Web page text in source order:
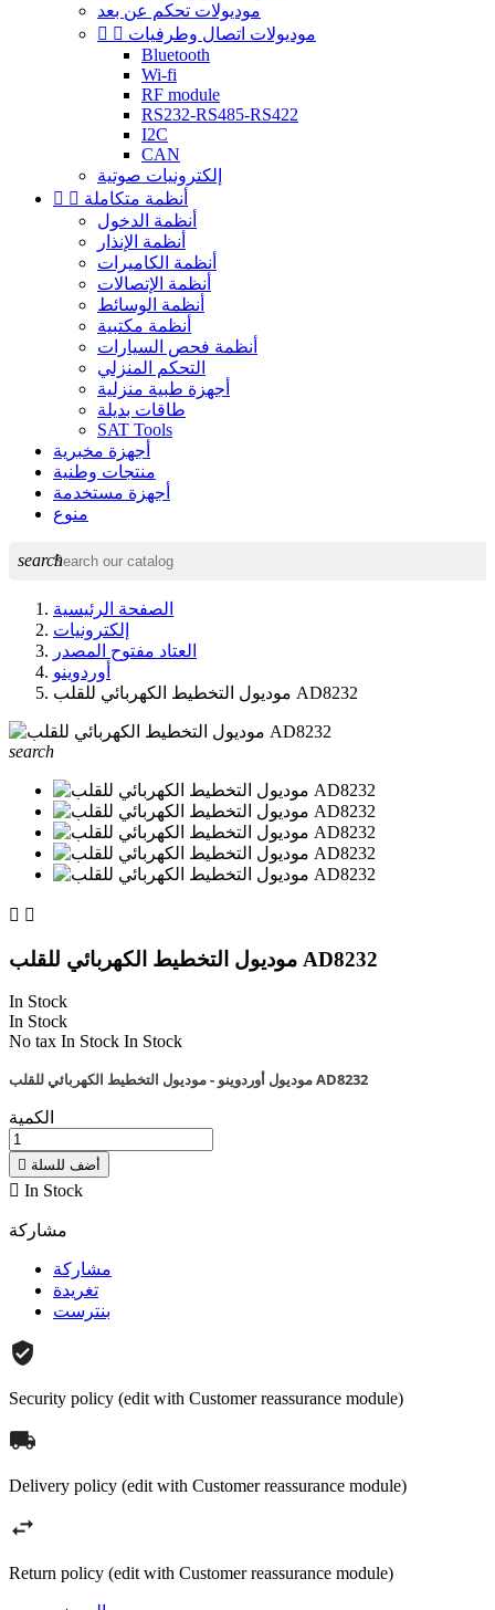
موديولات تحكم عن بعد
  موديولات اتصال وطرفيات
Bluetooth
Wi-fi
RF module
RS232-RS485-RS422
I2C
CAN
إلكترونيات صوتية
  أنظمة متكاملة
أنظمة الدخول
أنظمة الإنذار
أنظمة الكاميرات
أنظمة الإتصالات
أنظمة الوسائط
أنظمة مكتبية
أنظمة فحص السيارات
التحكم المنزلي
أجهزة طبية منزلية
طاقات بديلة
SAT Tools
أجهزة مخبرية
منتجات وطنية
أجهزة مستخدمة
منوع
search
الصفحة الرئيسية
إلكترونيات
العتاد مفتوح المصدر
أوردوينو
موديول التخطيط الكهربائي للقلب AD8232
search
 
موديول التخطيط الكهربائي للقلب AD8232
In Stock
In Stock
No tax In Stock In Stock
موديول أوردوينو - موديول التخطيط الكهربائي للقلب AD8232
الكمية
 أضف للسلة
 In Stock
مشاركة
مشاركة
تغريدة
بنترست
Security policy (edit with Customer reassurance module)
Delivery policy (edit with Customer reassurance module)
Return policy (edit with Customer reassurance module)